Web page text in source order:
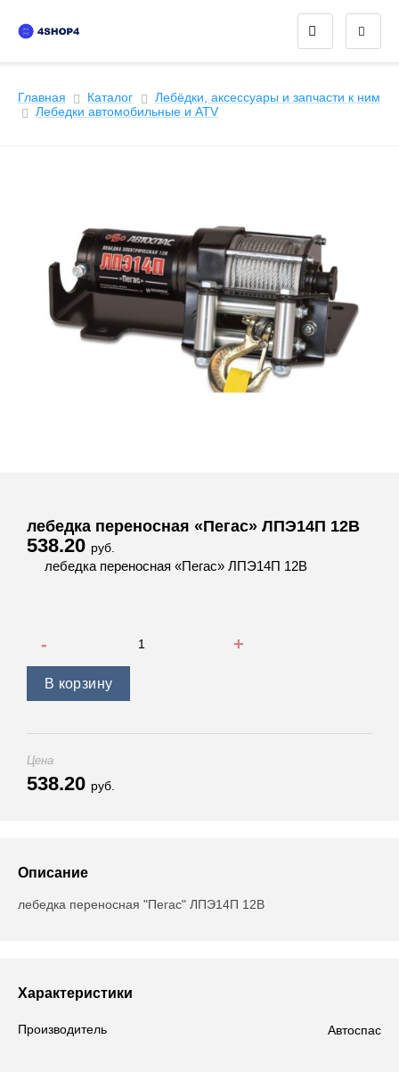
Главная Каталог
Лебёдки, аксессуары и запчасти к ним
Лeбедки автомобильные и ATV
лебедка переносная «Пегас» ЛПЭ14П 12В
538.20 руб.
лебедка переносная «Пегас» ЛПЭ14П 12В
В корзину
Цена
538.20 руб.
Описание
лебедка переносная "Пегас" ЛПЭ14П 12В
Характеристики
Производитель Автоспас